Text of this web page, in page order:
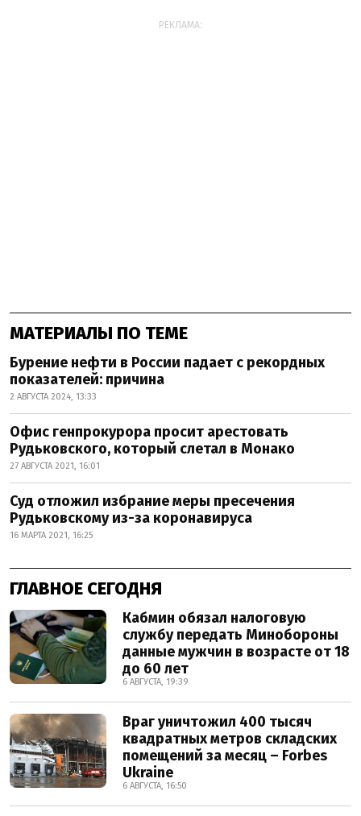
РЕКЛАМА:
МАТЕРИАЛЫ ПО ТЕМЕ
Бурение нефти в России падает с рекордных
показателей: причина
2 АВГУСТА 2024, 13:33
Офис генпрокурора просит арестовать
Рудьковского, который слетал в Монако
27 АВГУСТА 2021, 16:01
Суд отложил избрание меры пресечения
Рудьковскому из-за коронавируса
16 МАРТА 2021, 16:25
ГЛАВНОЕ СЕГОДНЯ
Кабмин обязал налоговую
службу передать Минобороны
данные мужчин в возрасте от 18
до 60 лет
6 АВГУСТА, 19:39
Враг уничтожил 400 тысяч
квадратных метров складских
помещений за месяц – Forbes
Ukraine
6 АВГУСТА, 16:50